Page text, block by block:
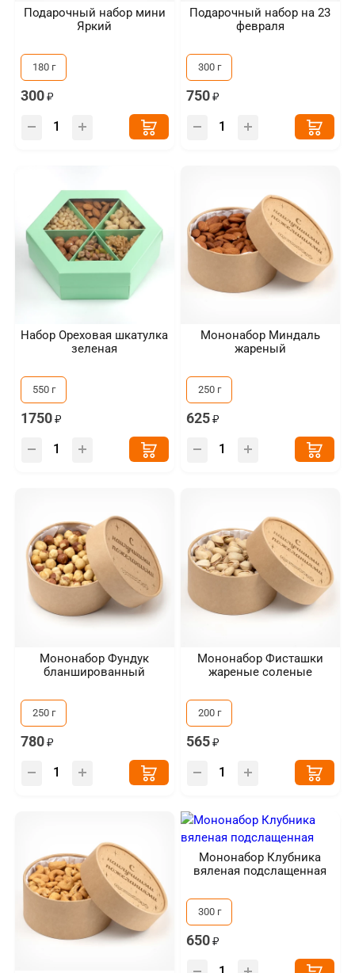
Подарочный набор мини
Яркий
180 г
300
Подарочный набор на 23
февраля
300 г
750
Набор Ореховая шкатулка
зеленая
550 г
1750
Мононабор Миндаль
жареный
250 г
625
Мононабор Фундук
бланшированный
250 г
780
Мононабор Фисташки
жареные соленые
200 г
565
Мононабор Клубника
вяленая подслащенная
300 г
650